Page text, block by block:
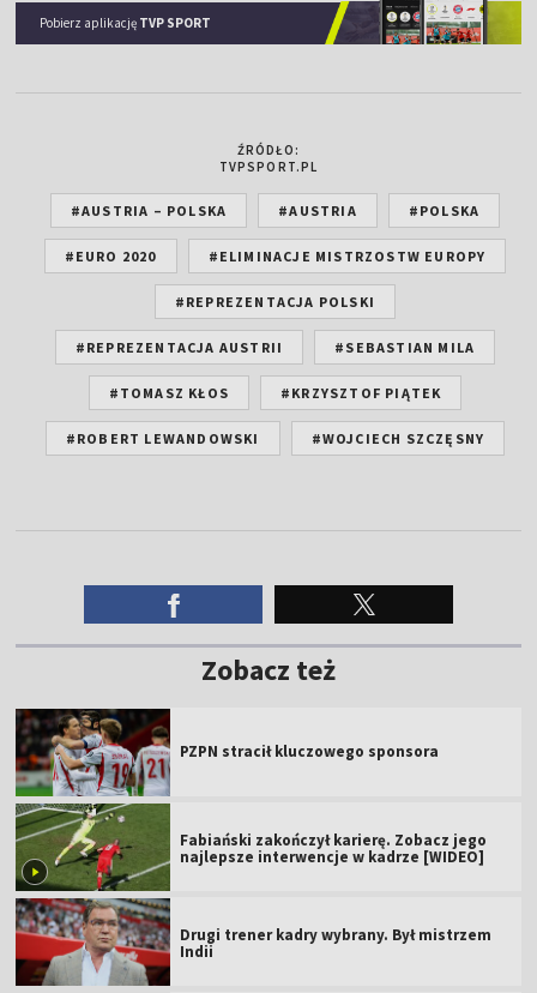
Pobierz aplikację TVP SPORT
ŹRÓDŁO:
TVPSPORT.PL
#AUSTRIA – POLSKA #AUSTRIA #POLSKA
#EURO 2020 #ELIMINACJE MISTRZOSTW EUROPY
#REPREZENTACJA POLSKI
#REPREZENTACJA AUSTRII #SEBASTIAN MILA
#TOMASZ KŁOS #KRZYSZTOF PIĄTEK
#ROBERT LEWANDOWSKI #WOJCIECH SZCZĘSNY
Zobacz też
PZPN stracił kluczowego sponsora
Fabiański zakończył karierę. Zobacz jego
najlepsze interwencje w kadrze [WIDEO]
Drugi trener kadry wybrany. Był mistrzem
Indii